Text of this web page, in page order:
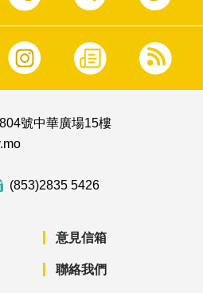
號中華廣場15樓
(853)2835 5426
意見信箱
聯絡我們